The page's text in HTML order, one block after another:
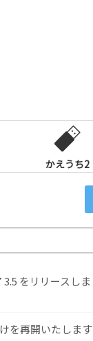
かえうち2
をリリースしま
を再開いたします